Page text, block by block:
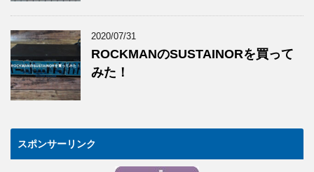
2020/07/31
ROCKMANのSUSTAINORを買って
みた！
スポンサーリンク